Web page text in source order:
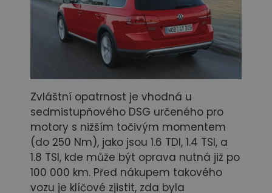
Zvláštní opatrnost je vhodná u
sedmistupňového DSG určeného pro
motory s nižším točivým momentem
(do 250 Nm), jako jsou 1.6 TDI, 1.4 TSI, a
1.8 TSI, kde může být oprava nutná již po
100 000 km. Před nákupem takového
vozu je klíčové zjistit, zda byla